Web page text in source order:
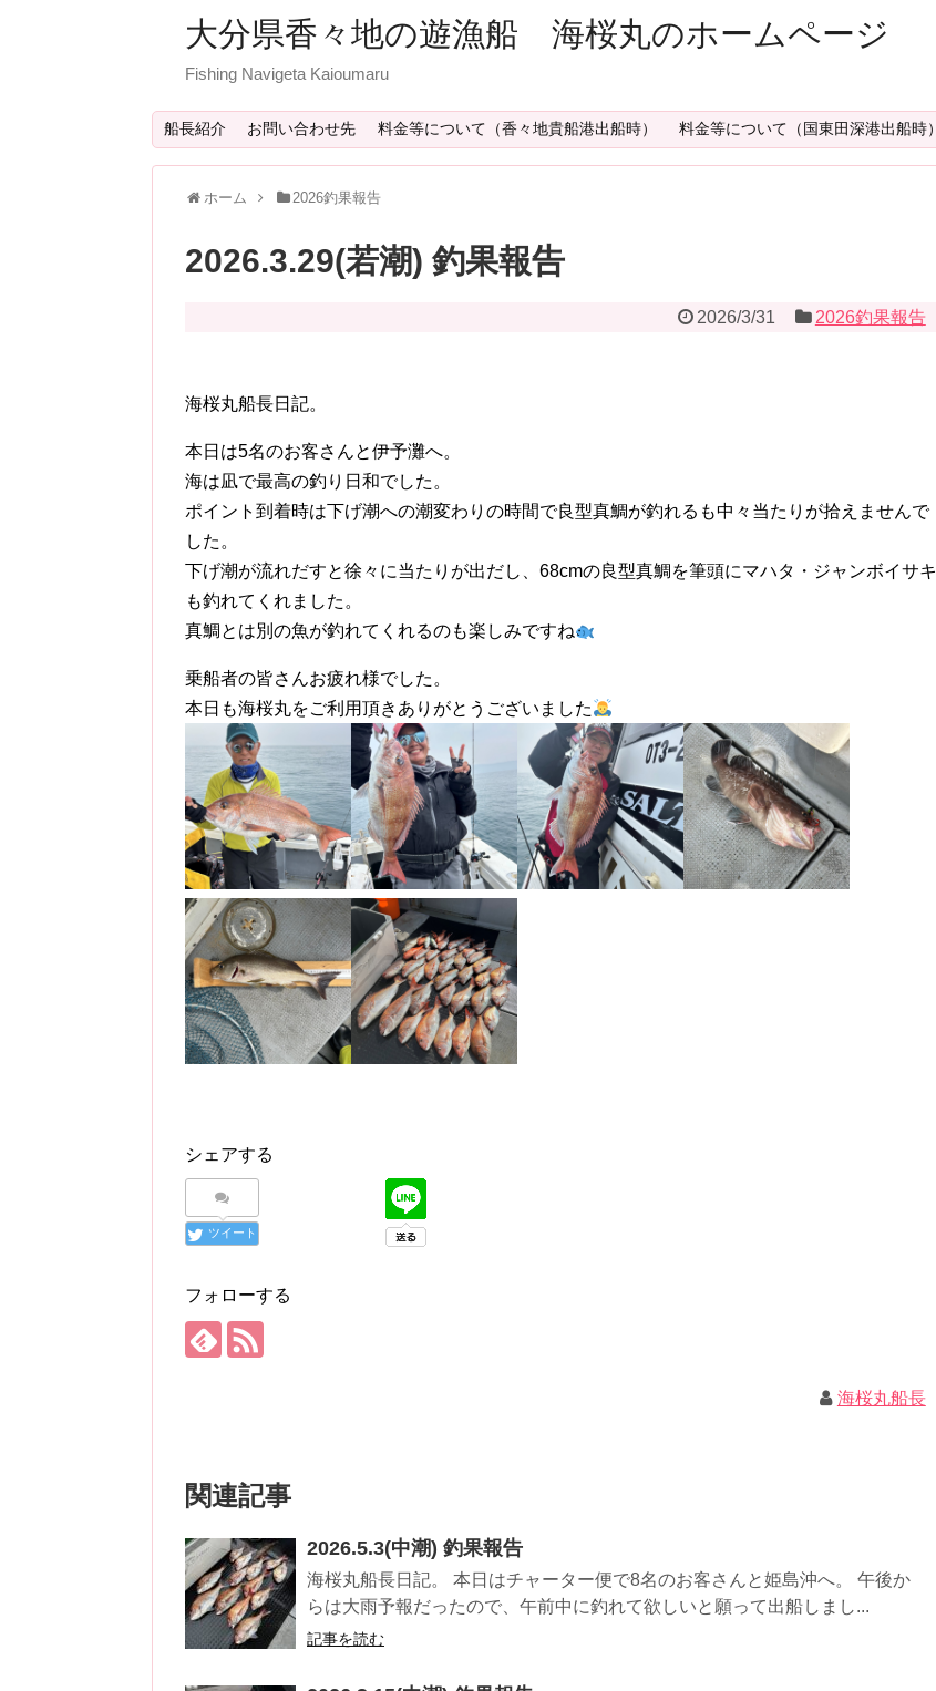
大分県香々地の遊漁船 海桜丸のホームページ
Fishing Navigeta Kaioumaru
船長紹介 お問い合わせ先 料金等について（香々地貴船港出船時） 料金等について（国東田深港出船時）
ホーム 2026釣果報告
2026.3.29(若潮) 釣果報告
2026/3/31 2026釣果報告
海桜丸船長日記。
本日は5名のお客さんと伊予灘へ。
海は凪で最高の釣り日和でした。
ポイント到着時は下げ潮への潮変わりの時間で良型真鯛が釣れるも中々当たりが拾えませんで
した。
下げ潮が流れだすと徐々に当たりが出だし、68cmの良型真鯛を筆頭にマハタ・ジャンボイサキ
も釣れてくれました。
真鯛とは別の魚が釣れてくれるのも楽しみですね
乗船者の皆さんお疲れ様でした。
本日も海桜丸をご利用頂きありがとうございました
シェアする
ツイート
フォローする
海桜丸船長
関連記事
2026.5.3(中潮) 釣果報告
海桜丸船長日記。 本日はチャーター便で8名のお客さんと姫島沖へ。 午後か
らは大雨予報だったので、午前中に釣れて欲しいと願って出船しまし...
記事を読む